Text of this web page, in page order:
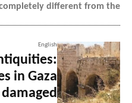
different from the...
English
in Gaza